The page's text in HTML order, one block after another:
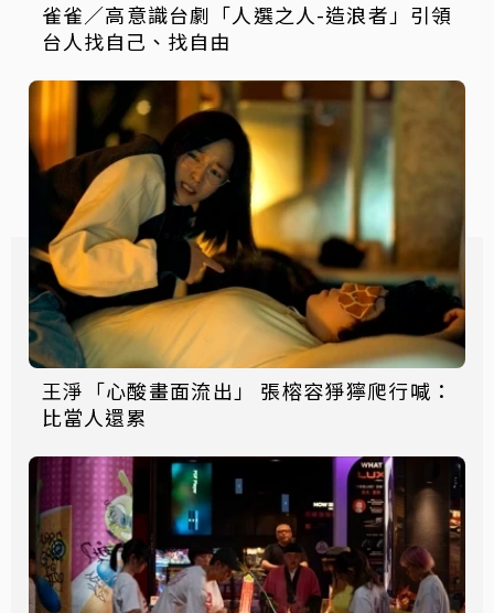
雀雀／高意識台劇「人選之人-造浪者」引領
台人找自己、找自由
王淨「心酸畫面流出」 張榕容猙獰爬行喊：
比當人還累